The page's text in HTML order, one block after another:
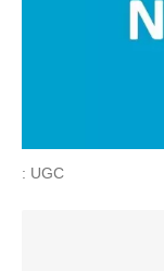
: UGC